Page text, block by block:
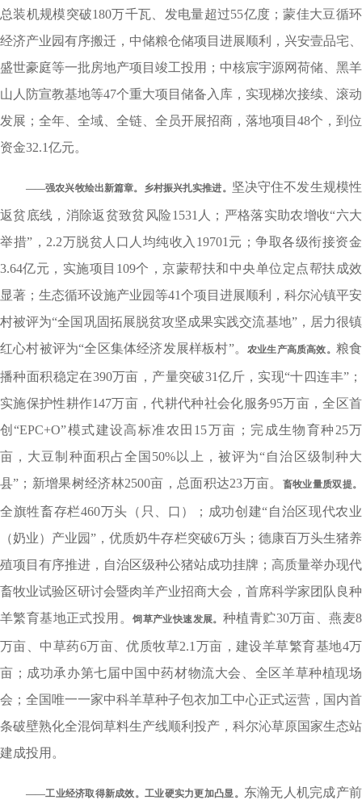
总装机规模突破180万千瓦、发电量超过55亿度；蒙佳大豆循环
经济产业园有序搬迁，中储粮仓储项目进展顺利，兴安壹品宅、
盛世豪庭等一批房地产项目竣工投用；中核宸宇源网荷储、黑羊
山人防宣教基地等47个重大项目储备入库，实现梯次接续、滚动
发展；全年、全域、全链、全员开展招商，落地项目48个，到位
资金32.1亿元。
——强农兴牧绘出新篇章。 乡村振兴扎实推进。 坚决守住不发生规模性
返贫底线，消除返贫致贫风险1531人；严格落实助农增收“六大
举措”，2.2万脱贫人口人均纯收入19701元；争取各级衔接资金
3.64亿元，实施项目109个，京蒙帮扶和中央单位定点帮扶成效
显著；生态循环设施产业园等41个项目进展顺利，科尔沁镇平安
村被评为“全国巩固拓展脱贫攻坚成果实践交流基地”，居力很镇
红心村被评为“全区集体经济发展样板村”。
农业生产高质高效。 粮食
播种面积稳定在390万亩，产量突破31亿斤，实现“十四连丰”；
实施保护性耕作147万亩，代耕代种社会化服务95万亩，全区首
创“EPC+O”模式建设高标准农田15万亩；完成生物育种25万
亩，大豆制种面积占全国50%以上，被评为“自治区级制种大
县”；新增果树经济林2500亩，总面积达23万亩。
畜牧业量质双提。
全旗牲畜存栏460万头（只、口）；成功创建“自治区现代农业
（奶业）产业园”，优质奶牛存栏突破6万头；德康百万头生猪养
殖项目有序推进，自治区级种公猪站成功挂牌；高质量举办现代
畜牧业试验区研讨会暨肉羊产业招商大会，首席科学家团队良种
羊繁育基地正式投用。饲 草产业快速发展。 种植青贮30万亩、燕麦8
万亩、中草药6万亩、优质牧草2.1万亩，建设羊草繁育基地4万
亩；成功承办第七届中国中药材物流大会、全区羊草种植现场
会；全国唯一一家中科羊草种子包衣加工中心正式运营，国内首
条破壁熟化全混饲草料生产线顺利投产，科尔沁草原国家生态站
建成投用。
——工业经济取得新成效。工业硬实力更加凸显。 东瀚无人机完成产前